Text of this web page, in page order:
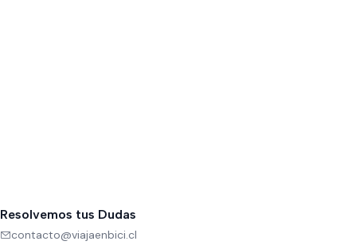
Resolvemos tus Dudas
contacto@viajaenbici.cl